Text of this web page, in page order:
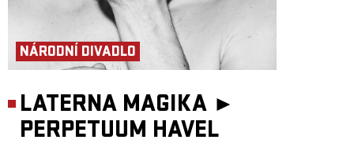
NÁRODNÍ DIVADLO
LATERNA MAGIKA ►
PERPETUUM HAVEL